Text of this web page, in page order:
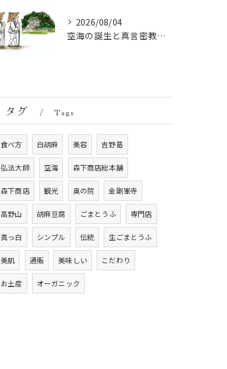
2026/08/04
空海の誕生と真言密教の始まり：お遍路伝説の起点
タグ Tags
食べ方 白胡麻 美容 吉野葛
弘法大師 空海 森下商店総本舗
森下商店 観光 奥の院 金剛峯寺
高野山 胡麻豆腐 ごまとうふ 専門店
真っ白 シンプル 伝統 生ごまとうふ
美肌 通販 美味しい こだわり
お土産 オーガニック